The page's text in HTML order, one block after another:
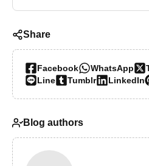
Share
Facebook WhatsApp
Line
Tumblr LinkedIn
Blog authors